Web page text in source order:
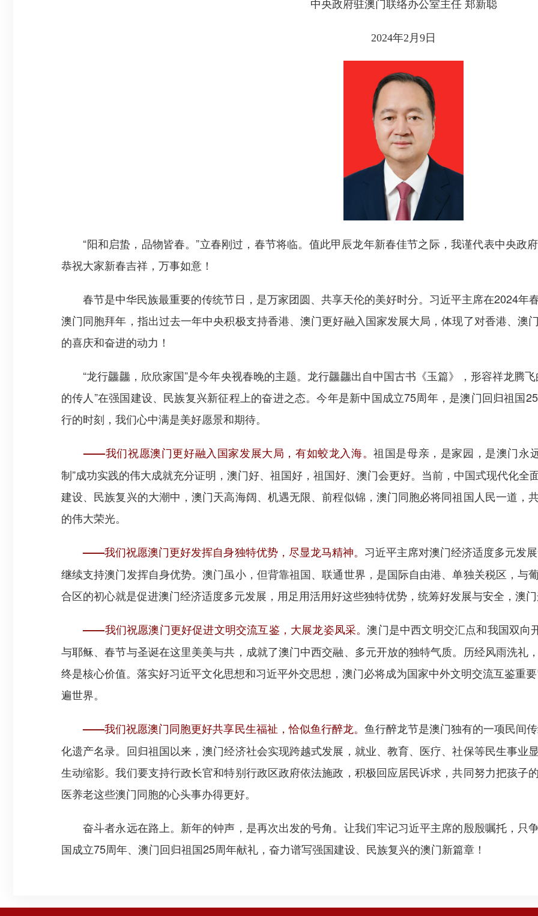
中央政府驻澳门联络办公室主任 郑新聪
2024年2月9日
“阳和启蛰，品物皆春。”立春刚过，春节将临。值此甲辰龙年新春佳节之际，我谨代表中央政
恭祝大家新春吉祥，万事如意！
春节是中华民族最重要的传统节日，是万家团圆、共享天伦的美好时分。习近平主席在2024年
澳门同胞拜年，指出过去一年中央积极支持香港、澳门更好融入国家发展大局，体现了对香港、澳
的喜庆和奋进的动力！
“龙行龘龘，欣欣家国”是今年央视春晚的主题。龙行龘龘出自中国古书《玉篇》，形容祥龙腾
的传人”在强国建设、民族复兴新征程上的奋进之态。今年是新中国成立75周年，是澳门回归祖国
行的时刻，我们心中满是美好愿景和期待。
——我们祝愿澳门更好融入国家发展大局，有如蛟龙入海。祖国是母亲，是家园，是澳门永
制”成功实践的伟大成就充分证明，澳门好、祖国好，祖国好、澳门会更好。当前，中国式现代化
建设、民族复兴的大潮中，澳门天高海阔、机遇无限、前程似锦，澳门同胞必将同祖国人民一道，
的伟大荣光。
——我们祝愿澳门更好发挥自身独特优势，尽显龙马精神。 习近平主席对澳门经济适度多元发
继续支持澳门发挥自身优势。澳门虽小，但背靠祖国、联通世界，是国际自由港、单独关税区，与
合区的初心就是促进澳门经济适度多元发展，用足用活用好这些独特优势，统筹好发展与安全，澳
——我们祝愿澳门更好促进文明交流互鉴，大展龙姿凤采。澳门是中西文明交汇点和我国双向
与耶稣、春节与圣诞在这里美美与共，成就了澳门中西交融、多元开放的独特气质。历经风雨洗礼
终是核心价值。落实好习近平文化思想和习近平外交思想，澳门必将成为国家中外文明交流互鉴重
遍世界。
——我们祝愿澳门同胞更好共享民生福祉，恰似鱼行醉龙。 鱼行醉龙节是澳门独有的一项民间
化遗产名录。回归祖国以来，澳门经济社会实现跨越式发展，就业、教育、医疗、社保等民生事业
生动缩影。我们要支持行政长官和特别行政区政府依法施政，积极回应居民诉求，共同努力把孩子
医养老这些澳门同胞的心头事办得更好。
奋斗者永远在路上。新年的钟声，是再次出发的号角。让我们牢记习近平主席的殷殷嘱托，只
国成立75周年、澳门回归祖国25周年献礼，奋力谱写强国建设、民族复兴的澳门新篇章！